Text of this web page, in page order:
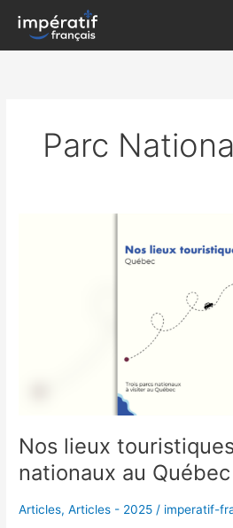
contenu
Parc
Nos lieux
nationaux au
Articles,Articles - 2025 / imperatif-